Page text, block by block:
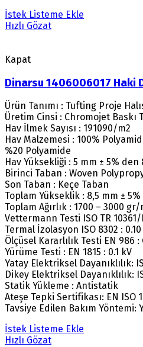
İstek Listeme Ekle
Hızlı Gözat
Kapat
Dinarsu 1406006017 Haki
Ürün Tanımı : Tufting Proje
Üretim Cinsi : Chromojet Baskı
Hav İlmek Sayısı : 191090/m2
Hav Malzemesi : 100%
%20 Polyamide
Hav Yüksekliği : 5 mm ± 5% den
Birinci Taban : Woven
Son Taban : Keçe Taban
Toplam Yükseklik : 8,5 mm ±
Toplam Ağırlık : 1700 – 3000 gr/
Vettermann Testi ISO TR 10361/
Termal İzolasyon ISO 8302 :
Ölçüsel Kararlılık Testi EN 986 :
Yürüme Testi : EN 1815 : 0.1 kV
Yatay Elektriksel Dayanıklılık:
Dikey Elektriksel Dayanıklılık:
Statik Yükleme : Antistatik
Ateşe Tepki Sertifikası: EN ISO
Tavsiye Edilen Bakım Yöntemi:
İstek Listeme Ekle
Hızlı Gözat